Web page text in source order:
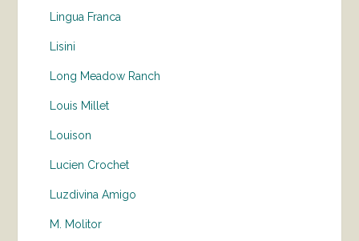
Lingua Franca
Lisini
Long Meadow Ranch
Louis Millet
Louison
Lucien Crochet
Luzdivina Amigo
M. Molitor